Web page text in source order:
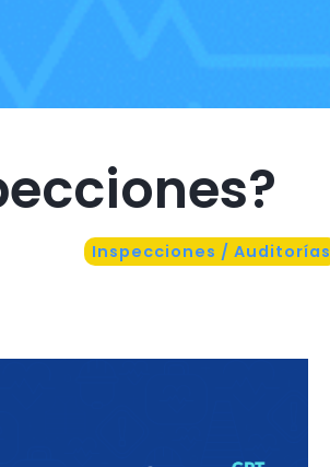
Inspecciones / Auditorías